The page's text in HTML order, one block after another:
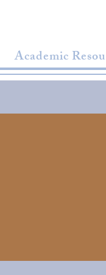
Academic